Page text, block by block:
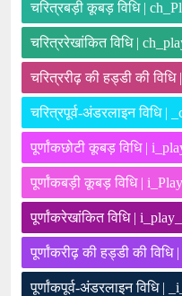
चरित्रबड़ी कूबड़ विधि |
चरित्ररेखांकित विधि |
चरित्ररीढ़ की हड्डी की
चरित्रपूर्व-अंडरलाइन विधि |
पूर्णांकछोटी कूबड़ विधि |
पूर्णांकबड़ी कूबड़ विधि |
पूर्णांकरेखांकित विधि |
पूर्णांकरीढ़ की हड्डी की
पूर्णांकपूर्व-अंडरलाइन विधि |